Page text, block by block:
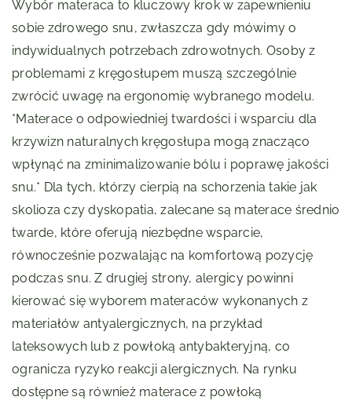
Wybór materaca to kluczowy krok w zapewnieniu
sobie zdrowego snu, zwłaszcza gdy mówimy o
indywidualnych potrzebach zdrowotnych. Osoby z
problemami z kręgosłupem muszą szczególnie
zwrócić uwagę na ergonomię wybranego modelu.
*Materace o odpowiedniej twardości i wsparciu dla
krzywizn naturalnych kręgosłupa mogą znacząco
wpłynąć na zminimalizowanie bólu i poprawę jakości
snu.* Dla tych, którzy cierpią na schorzenia takie jak
skolioza czy dyskopatia, zalecane są materace średnio
twarde, które oferują niezbędne wsparcie,
równocześnie pozwalając na komfortową pozycję
podczas snu. Z drugiej strony, alergicy powinni
kierować się wyborem materaców wykonanych z
materiałów antyalergicznych, na przykład
lateksowych lub z powłoką antybakteryjną, co
ogranicza ryzyko reakcji alergicznych. Na rynku
dostępne są również materace z powłoką